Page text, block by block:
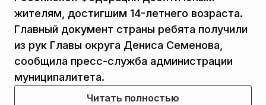
жителям, достигшим 14-летнего возраста.
Главный документ страны ребята получили
из рук Главы округа Дениса Семенова,
сообщила пресс-служба администрации
муниципалитета.
Читать полностью